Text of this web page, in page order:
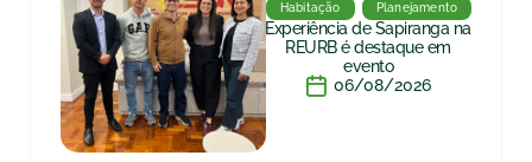
Habitação Planejamento
Experiência de Sapiranga na
REURB é destaque em
evento
06/08/2026